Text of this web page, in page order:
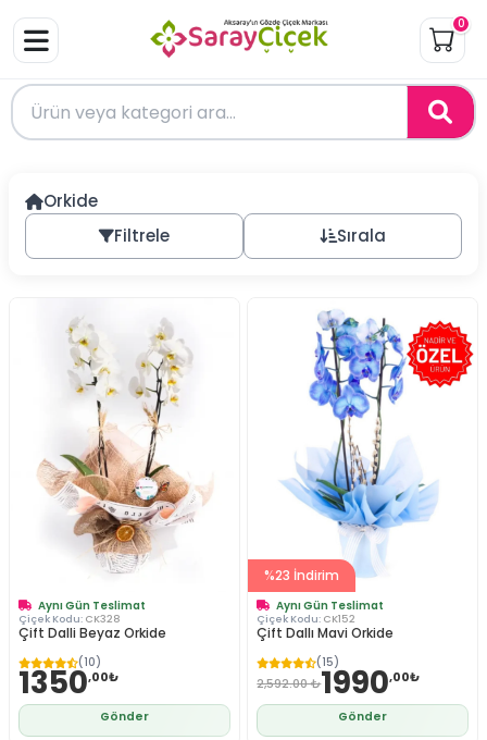
0
Orkide
Filtrele
Sırala
Aynı Gün Teslimat
Çiçek Kodu: CK328
Çift Dalli Beyaz Orkide
(10)
1350,00₺
Gönder
%23 İndirim
Aynı Gün Teslimat
Çiçek Kodu: CK152
Çift Dallı Mavi Orkide
(15)
2,592.00 ₺1990,00₺
Gönder